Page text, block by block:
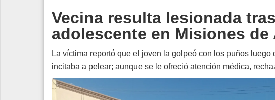
Edición Impresa
Vecina resulta lesionada
adolescente en Misiones de
La víctima reportó que el joven la golpeó con los puños
incitaba a pelear; aunque se le ofreció atención médica,